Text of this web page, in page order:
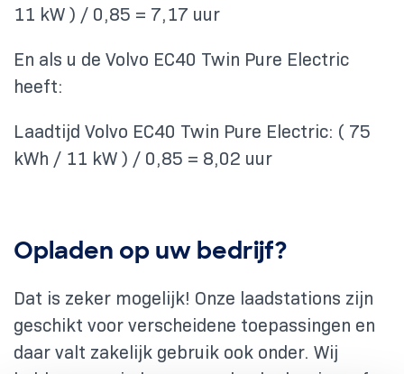
11 kW ) / 0,85 = 7,17 uur
En als u de Volvo EC40 Twin Pure Electric
heeft:
Laadtijd Volvo EC40 Twin Pure Electric: ( 75
kWh / 11 kW ) / 0,85 = 8,02 uur
Opladen op uw bedrijf?
Dat is zeker mogelijk! Onze laadstations zijn
geschikt voor verscheidene toepassingen en
daar valt zakelijk gebruik ook onder. Wij